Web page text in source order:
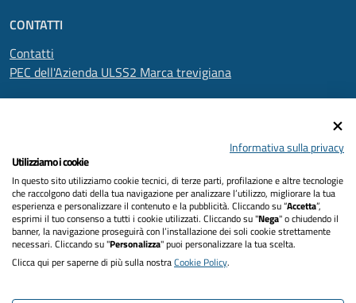
CONTATTI
Contatti
PEC dell'Azienda ULSS2 Marca trevigiana
Informativa privacy
Dichiarazione di accessibilità
Note legali
Informativa sulla privacy
Utilizziamo i cookie
In questo sito utilizziamo cookie tecnici, di terze parti, profilazione e altre tecnologie
che raccolgono dati della tua navigazione per analizzare l’utilizzo, migliorare la tua
esperienza e personalizzare il contenuto e la pubblicità. Cliccando su “Accetta”,
esprimi il tuo consenso a tutti i cookie utilizzati. Cliccando su "Nega" o chiudendo il
banner, la navigazione proseguirà con l’installazione dei soli cookie strettamente
necessari. Cliccando su "Personalizza" puoi personalizzare la tua scelta.
Clicca qui per saperne di più sulla nostraCookie Policy.